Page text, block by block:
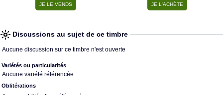
Discussions au sujet de ce timbre
Aucune discussion sur ce timbre n'est ouverte
Variétés ou particularités
Aucune variété référencée
Oblitérations